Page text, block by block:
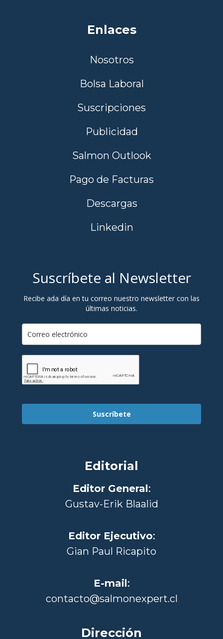
Enlaces
Nosotros
Bolsa Laboral
Suscripciones
Publicidad
Salmon Outlook
Pago de Facturas
Descargas
Linkedin
Suscríbete al Newsletter
Recibe ada día en tu correo nuestro newsletter con las
últimas noticias.
Suscríbete
Editorial
Editor General:
Gustav-Erik Blaalid
Editor Ejecutivo:
Gian Paul Ricapito
E-mail:
contacto@salmonexpert.cl
Dirección